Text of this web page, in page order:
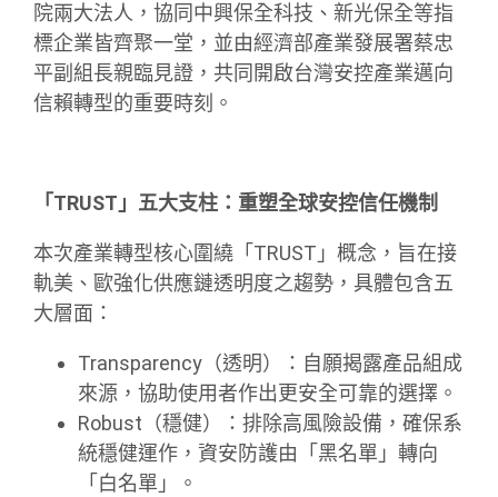
院兩大法人，協同中興保全科技、新光保全等指
標企業皆齊聚一堂，並由經濟部產業發展署蔡忠
平副組長親臨見證，共同開啟台灣安控產業邁向
信賴轉型的重要時刻。
「 TRUST 」五大支柱：重塑全球安控信任機制
本次產業轉型核心圍繞「TRUST」概念，旨在接
軌美、歐強化供應鏈透明度之趨勢，具體包含五
大層面：
Transparency（透明）：自願揭露產品組成
來源，協助使用者作出更安全可靠的選擇。
Robust（穩健）：排除高風險設備，確保系
統穩健運作，資安防護由「黑名單」轉向
「白名單」。